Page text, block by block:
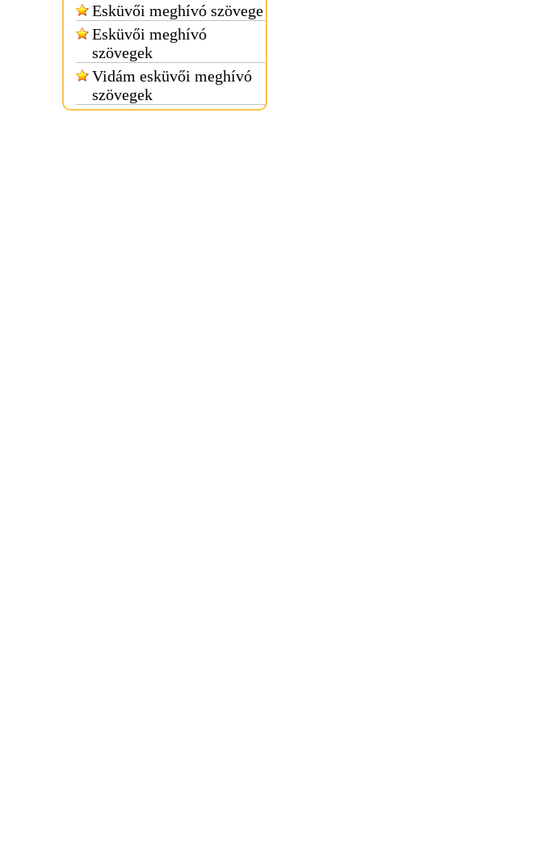
Esküvői meghívó szövege
Esküvői meghívó
szövegek
Vidám esküvői meghívó
szövegek